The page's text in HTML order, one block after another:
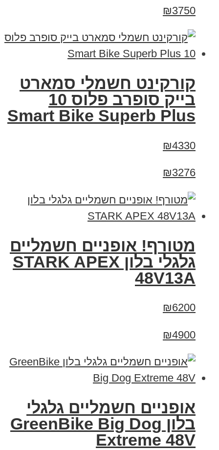
₪3750
קורקינט חשמלי סמארט
בייק סופרב פלוס 10
Smart Bike Superb Plus
₪4330
₪3276
מטורף! אופניים חשמליים
גלגלי בלון STARK APEX
48V13A
₪6200
₪4900
אופניים חשמליים גלגלי
בלון GreenBike Big Dog
Extreme 48V